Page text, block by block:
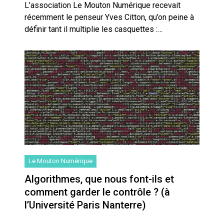
L’association Le Mouton Numérique recevait
récemment le penseur Yves Citton, qu’on peine à
définir tant il multiplie les casquettes :…
Le Mouton Numérique
Algorithmes, que nous font-ils et
comment garder le contrôle ? (à
l’Université Paris Nanterre)